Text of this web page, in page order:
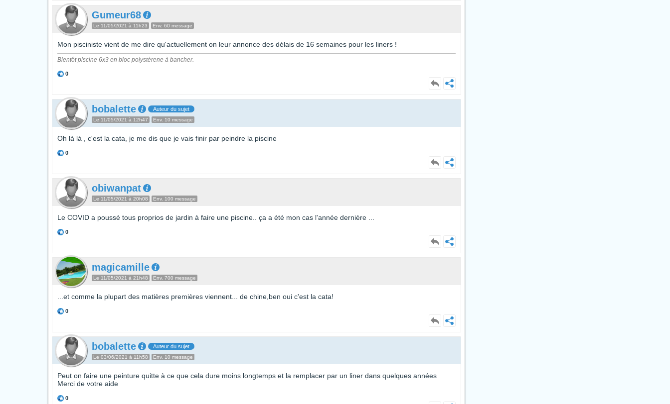
Gumeur68
Le 11/05/2021 à 11h23 Env. 60 message
Mon pisciniste vient de me dire qu'actuellement on leur annonce des délais de 16 semaines pour les liners !
Bientôt piscine 6x3 en bloc polystèrene à bancher.
0
bobalette Auteur du sujet
Le 11/05/2021 à 12h47 Env. 10 message
Oh là là , c'est la cata, je me dis que je vais finir par peindre la piscine
0
obiwanpat
Le 11/05/2021 à 20h08 Env. 100 message
Le COVID a poussé tous proprios de jardin à faire une piscine.. ça a été mon cas l'année dernière ...
0
magicamille
Le 11/05/2021 à 21h48 Env. 700 message
...et comme la plupart des matières premières viennent... de chine,ben oui c'est la cata!
0
bobalette Auteur du sujet
Le 03/06/2021 à 11h58 Env. 10 message
Peut on faire une peinture quitte à ce que cela dure moins longtemps et la remplacer par un liner dans quelques années
Merci de votre aide
0